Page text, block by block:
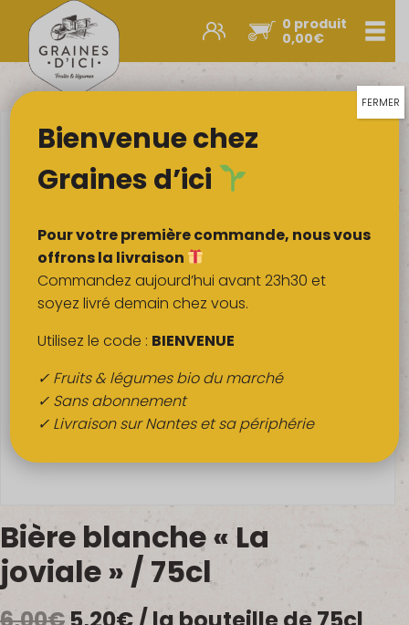
0 produit
0,00€
Promos et nouveautés
Légumes & œufs
Fruits
Viandes
Boulangerie
Crémerie
Poissons
Épicerie sucrée
Épices
Boissons
QUI SOMMES-NOUS ?
FRUITS BIO AU BUREAU
NOS PRODUCTEURS
NOS MARCHÉS
Bière blanche « La
joviale » / 75cl
Le
Le
Bienvenue chez
Graines d’ici
Pour votre première commande, nous vous
offrons la livraison
Commandez aujourd’hui avant 23h30 et
soyez livré demain chez vous.
Utilisez le code : BIENVENUE
✓ Fruits & légumes bio du marché
✓ Sans abonnement
✓ Livraison sur Nantes et sa périphérie
FERMER